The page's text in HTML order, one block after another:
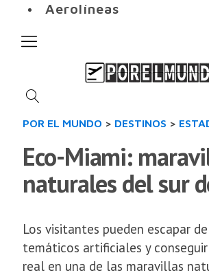
Aerolíneas
POR EL MUNDO > DESTINOS >
Eco-Miami:
naturales del sur
Los visitantes pueden escapar
temáticos artificiales y
real en una de las maravillas